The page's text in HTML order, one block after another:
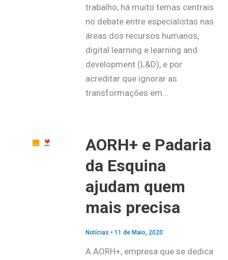
trabalho, há muito temas centrais
no debate entre especialistas nas
áreas dos recursos humanos,
digital learning e learning and
development (L&D), e por
acreditar que ignorar as
transformações em…
AORH+ e Padaria
da Esquina
ajudam quem
mais precisa
Notícias • 11 de Maio, 2020
A AORH+, empresa que se dedica